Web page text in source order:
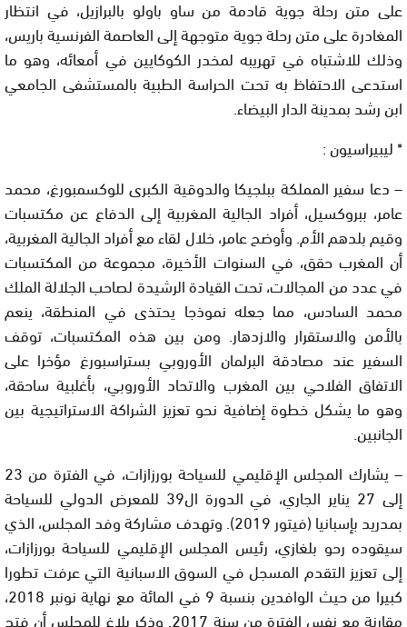
على متن رحلة جوية قادمة من ساو باولو بالبرازيل، في انتظار
المغادرة على متن رحلة جوية متوجهة إلى العاصمة الفرنسية باريس،
وذلك للاشتباه في تهريبه لمخدر الكوكايين في أمعائه، وهو ما
استدعى الاحتفاظ به تحت الحراسة الطبية بالمستشفى الجامعي
ابن رشد بمدينة الدار البيضاء.
* ليبيراسيون :
– دعا سفير المملكة ببلجيكا والدوقية الكبرى للوكسمبورغ، محمد
عامر، ببروكسيل، أفراد الجالية المغربية إلى الدفاع عن مكتسبات
وقيم بلدهم الأم. وأوضح عامر، خلال لقاء مع أفراد الجالية المغربية،
أن المغرب حقق، في السنوات الأخيرة، مجموعة من المكتسبات
في عدد من المجالات، تحت القيادة الرشيدة لصاحب الجلالة الملك
محمد السادس، مما جعله نموذجا يحتذى في المنطقة، ينعم
بالأمن والاستقرار والازدهار. ومن بين هذه المكتسبات، توقف
السفير عند مصادقة البرلمان الأوروبي بستراسبورغ مؤخرا على
الاتفاق الفلاحي بين المغرب والاتحاد الأوروبي، بأغلبية ساحقة،
وهو ما يشكل خطوة إضافية نحو تعزيز الشراكة الاستراتيجية بين
الجانبين.
– يشارك المجلس الإقليمي للسياحة بورزازات، في الفترة من 23
إلى 27 يناير الجاري، في الدورة ال39 للمعرض الدولي للسياحة
بمدريد بإسبانيا (فيتور 2019). وتهدف مشاركة وفد المجلس، الذي
سيقوده رحو بلغازي، رئيس المجلس الإقليمي للسياحة بورزازات،
إلى تعزيز التقدم المسجل في السوق الاسبانية التي عرفت تطورا
كبيرا من حيث الوافدين بنسبة 9 في المائة مع نهاية نونبر 2018،
مقارنة مع نفس الفترة من سنة 2017. وذكر بلاغ للمجلس أن فتح